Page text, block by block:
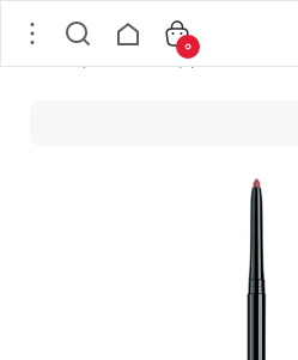
مداد لب پیچی شماره 18 میکاپ فکتوری MAKEUP FACTORY مدل HIGH PRECISION وزن 0.35 گرم
0